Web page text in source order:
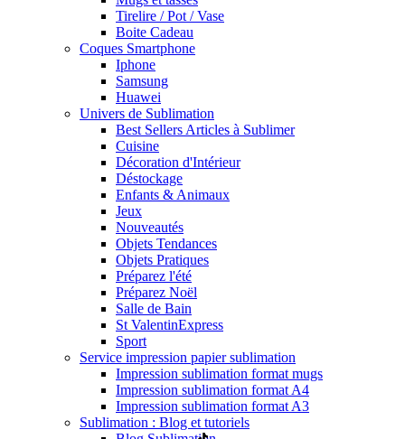
Tirelire / Pot / Vase
Boite Cadeau
Coques Smartphone
Iphone
Samsung
Huawei
Univers de Sublimation
Best Sellers Articles à Sublimer
Cuisine
Décoration d'Intérieur
Déstockage
Enfants & Animaux
Jeux
Nouveautés
Objets Tendances
Objets Pratiques
Préparez l'été
Préparez Noël
Salle de Bain
St ValentinExpress
Sport
Service impression papier sublimation
Impression sublimation format mugs
Impression sublimation format A4
Impression sublimation format A3
Sublimation : Blog et tutoriels